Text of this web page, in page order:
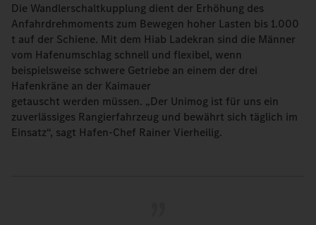
Die Wandlerschaltkupplung dient der Erhöhung des
Anfahrdrehmoments zum Bewegen hoher Lasten bis 1.000
t auf der Schiene. Mit dem Hiab Ladekran sind die Männer
vom Hafenumschlag schnell und flexibel, wenn
beispielsweise schwere Getriebe an einem der drei
Hafenkräne an der Kaimauer
getauscht werden müssen. „Der Unimog ist für uns ein
zuverlässiges Rangierfahrzeug und bewährt sich täglich im
Einsatz“, sagt Hafen-Chef Rainer Vierheilig.